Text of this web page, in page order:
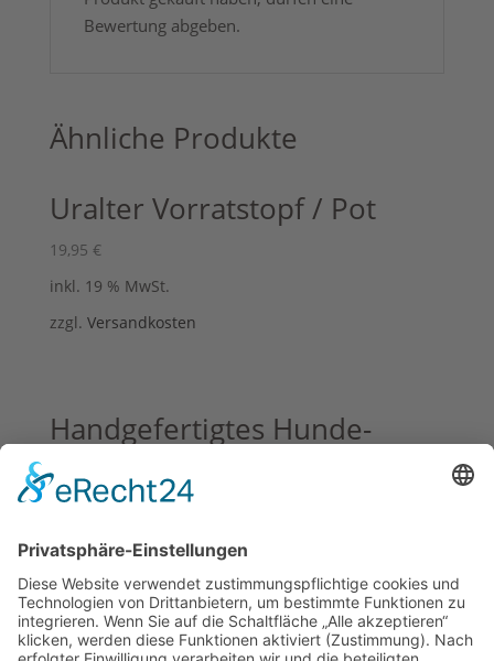
Bewertung abgeben.
Ähnliche Produkte
Uralter Vorratstopf / Pot
19,95 €
inkl. 19 % MwSt.
zzgl. Versandkosten
Handgefertigtes Hunde-
Spielzeug Knochen aus Jeans
12,95€